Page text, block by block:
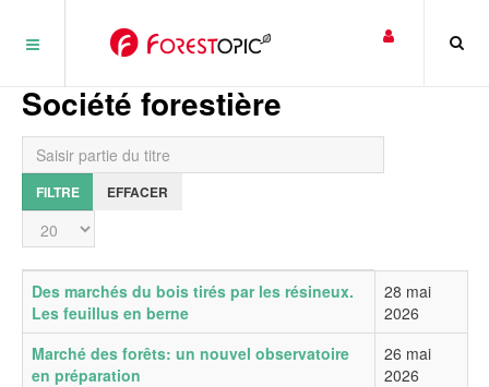
Société forestière
Saisir partie du titre
FILTRE EFFACER
Affichage #
Titre Date de publication
Des marchés du bois tirés par les résineux.
Les feuillus en berne
28 mai
2026
Marché des forêts: un nouvel observatoire
en préparation
26 mai
2026